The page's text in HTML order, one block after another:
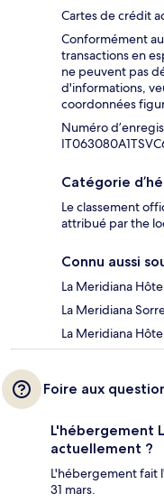
Cartes de crédit
Conformément
transactions en
ne peuvent pas
d'informations,
coordonnées
Numéro
Catégorie
Le classement
attribué par the
Connu aussi
La Meridiana
La Meridiana
La Meridiana
Foire aux
L'hébergement
actuellement ?
L'hébergement fait
31 mars.